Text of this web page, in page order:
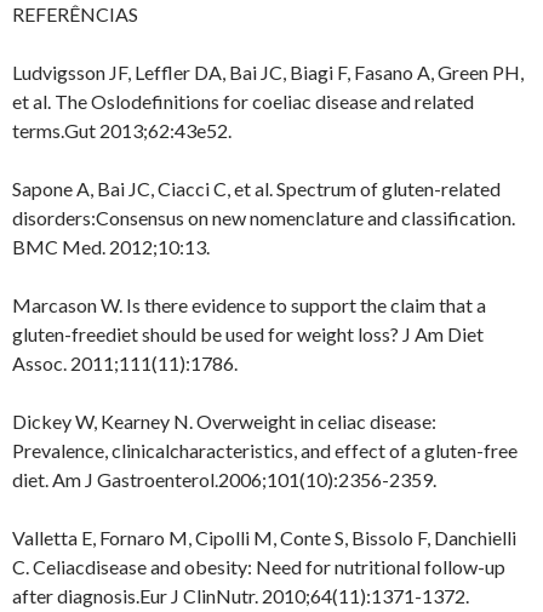
REFERÊNCIAS
Ludvigsson JF, Leffler DA, Bai JC, Biagi F, Fasano A, Green PH,
et al. The Oslodefinitions for coeliac disease and related
terms.Gut 2013;62:43e52.
Sapone A, Bai JC, Ciacci C, et al. Spectrum of gluten-related
disorders:Consensus on new nomenclature and classification.
BMC Med. 2012;10:13.
Marcason W. Is there evidence to support the claim that a
gluten-freediet should be used for weight loss? J Am Diet
Assoc. 2011;111(11):1786.
Dickey W, Kearney N. Overweight in celiac disease:
Prevalence, clinicalcharacteristics, and effect of a gluten-free
diet. Am J Gastroenterol.2006;101(10):2356-2359.
Valletta E, Fornaro M, Cipolli M, Conte S, Bissolo F, Danchielli
C. Celiacdisease and obesity: Need for nutritional follow-up
after diagnosis.Eur J ClinNutr. 2010;64(11):1371-1372.